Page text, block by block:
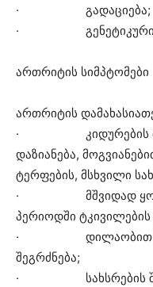
· გადაციება;
· გენეტიკური
ართრიტის სიმპტომები
ართრიტის
· კიდურების
დაზიანება,
ტერფების, მსხვილი
· მშვიდად
პერიოდში
· დილაობით
შეგრძნება;
· სახსრების